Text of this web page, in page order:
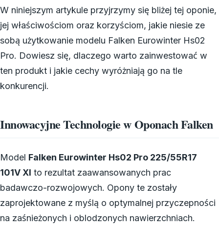
W niniejszym artykule przyjrzymy się bliżej tej oponie,
jej właściwościom oraz korzyściom, jakie niesie ze
sobą użytkowanie modelu Falken Eurowinter Hs02
Pro. Dowiesz się, dlaczego warto zainwestować w
ten produkt i jakie cechy wyróżniają go na tle
konkurencji.
Innowacyjne Technologie w Oponach Falken
Model Falken Eurowinter Hs02 Pro 225/55R17
101V Xl to rezultat zaawansowanych prac
badawczo-rozwojowych. Opony te zostały
zaprojektowane z myślą o optymalnej przyczepności
na zaśnieżonych i oblodzonych nawierzchniach.